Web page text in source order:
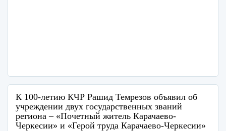
К 100-летию КЧР Рашид Темрезов объявил об
учреждении двух государственных званий
региона – «Почетный житель Карачаево-
Черкесии» и «Герой труда Карачаево-Черкесии»